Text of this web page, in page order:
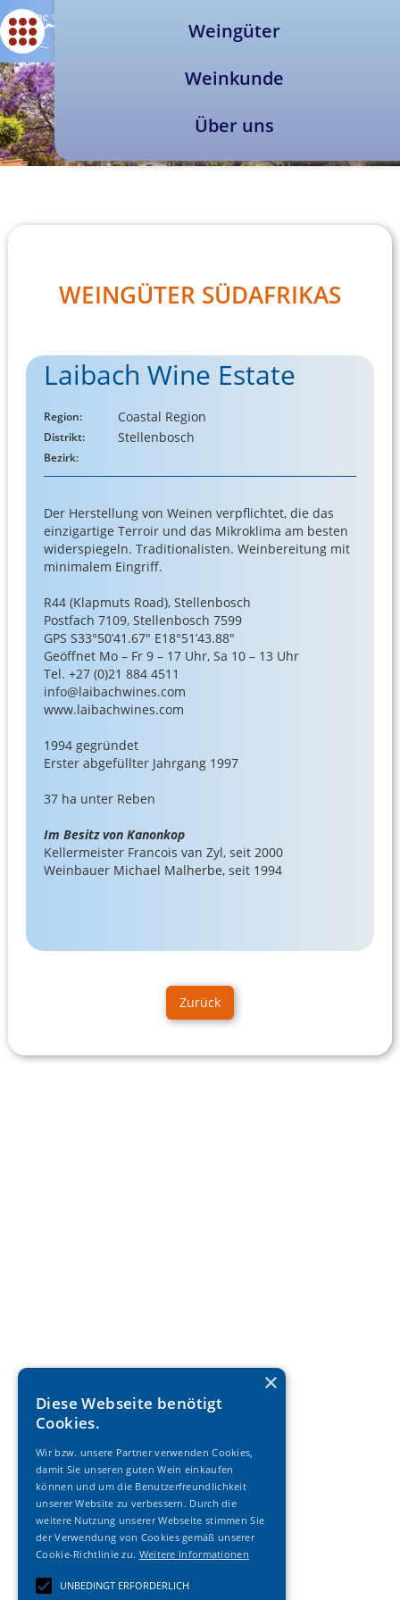
Weingüter
Weinkunde
Über uns
WEINGÜTER SÜDAFRIKAS
Laibach Wine Estate
Region: Coastal Region
Distrikt: Stellenbosch
Bezirk:
Der Herstellung von Weinen verpflichtet, die das
einzigartige Terroir und das Mikroklima am besten
widerspiegeln. Traditionalisten. Weinbereitung mit
minimalem Eingriff.
R44 (Klapmuts Road), Stellenbosch
Postfach 7109, Stellenbosch 7599
GPS S33°50’41.67″ E18°51’43.88″
Geöffnet Mo – Fr 9 – 17 Uhr, Sa 10 – 13 Uhr
Tel. +27 (0)21 884 4511
info@laibachwines.com
www.laibachwines.com
1994 gegründet
Erster abgefüllter Jahrgang 1997
37 ha unter Reben
Im Besitz von Kanonkop
Kellermeister Francois van Zyl, seit 2000
Weinbauer Michael Malherbe, seit 1994
Zurück
Diese Webseite benötigt
Cookies.
Wir bzw. unsere Partner verwenden Cookies,
damit Sie unseren guten Wein einkaufen
können und um die Benutzerfreundlichkeit
unserer Website zu verbessern. Durch die
weitere Nutzung unserer Webseite stimmen Sie
der Verwendung von Cookies gemäß unserer
Cookie-Richtlinie zu. Weitere Informationen
UNBEDINGT ERFORDERLICH
×